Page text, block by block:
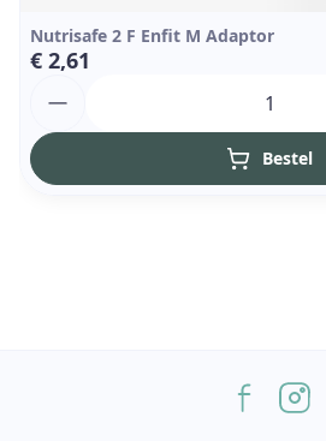
Nutrisafe 2 F Enfit M Adaptor
€ 2,61
Bestel